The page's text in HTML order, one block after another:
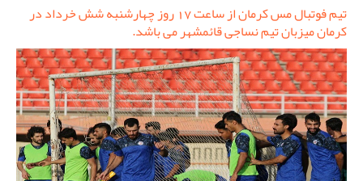
تیم فوتبال مس کرمان از ساعت 17 روز چهارشنبه شش خرداد در
کرمان میزبان تیم نساجی قائمشهر می باشد.